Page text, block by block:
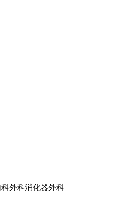
科外科消化器外科